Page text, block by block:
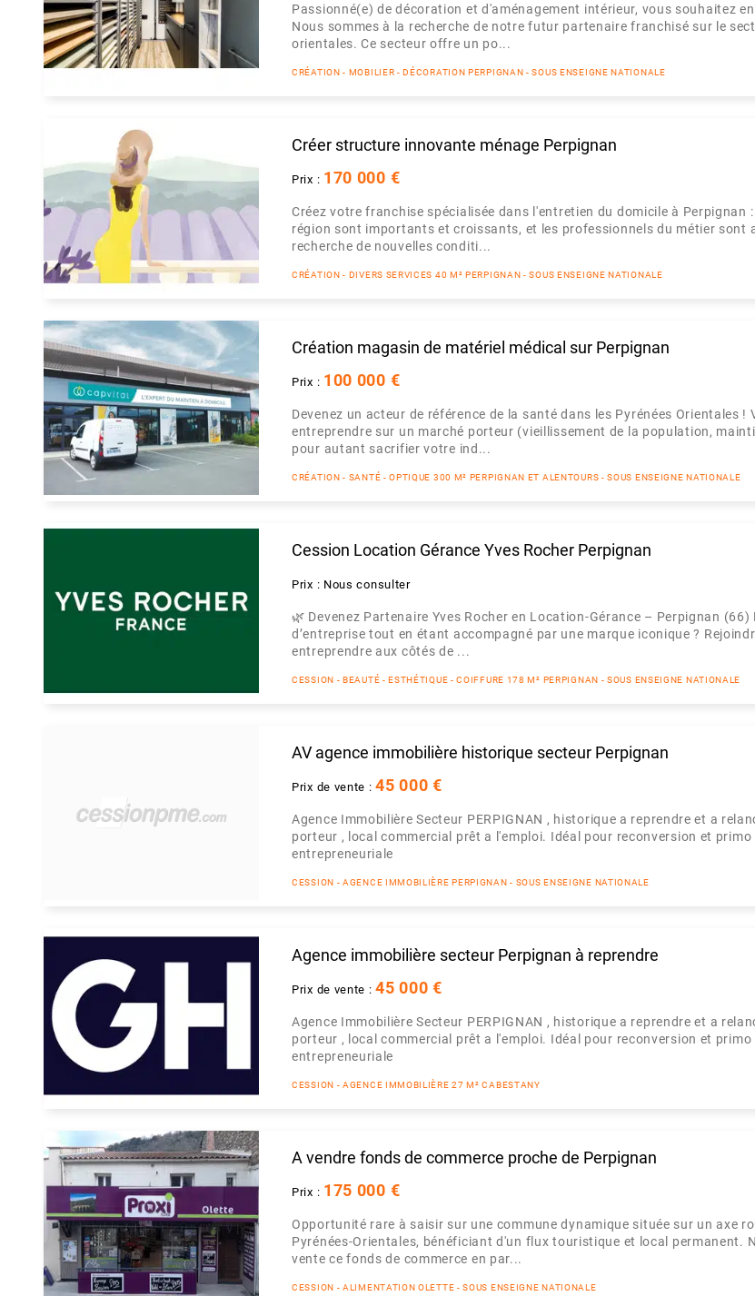
Passionné(e) de décoration et d'aménagement intérieur, vous souhaitez
Nous sommes à la recherche de notre futur partenaire franchisé sur le
orientales. Ce secteur offre un po...
CRÉATION - MOBILIER - DÉCORATION PERPIGNAN - SOUS ENSEIGNE NATIONALE
Créer structure innovante ménage Perpignan
Prix : 170 000 €
Créez votre franchise spécialisée dans l'entretien du domicile à Perpignan
région sont importants et croissants, et les professionnels du métier sont
recherche de nouvelles conditi...
CRÉATION - DIVERS SERVICES 40 M² PERPIGNAN - SOUS ENSEIGNE NATIONALE
Création magasin de matériel médical sur Perpignan
Prix : 100 000 €
Devenez un acteur de référence de la santé dans les Pyrénées Orientales !
entreprendre sur un marché porteur (vieillissement de la population,
pour autant sacrifier votre ind...
CRÉATION - SANTÉ - OPTIQUE 300 M² PERPIGNAN ET ALENTOURS - SOUS ENSEIGNE NATIONALE
Cession Location Gérance Yves Rocher Perpignan
Prix : Nous consulter
🌿 Devenez Partenaire Yves Rocher en Location-Gérance – Perpignan
d’entreprise tout en étant accompagné par une marque iconique ?
entreprendre aux côtés de ...
CESSION - BEAUTÉ - ESTHÉTIQUE - COIFFURE 178 M² PERPIGNAN - SOUS ENSEIGNE NATIONALE
AV agence immobilière historique secteur Perpignan
Prix de vente :45 000 €
Agence Immobilière Secteur PERPIGNAN , historique a reprendre et a
porteur , local commercial prêt a l'emploi. Idéal pour reconversion et primo
entrepreneuriale
CESSION - AGENCE IMMOBILIÈRE PERPIGNAN - SOUS ENSEIGNE NATIONALE
Agence immobilière secteur Perpignan à reprendre
Prix de vente :45 000 €
Agence Immobilière Secteur PERPIGNAN , historique a reprendre et a
porteur , local commercial prêt a l'emploi. Idéal pour reconversion et primo
entrepreneuriale
CESSION - AGENCE IMMOBILIÈRE 27 M² CABESTANY
A vendre fonds de commerce proche de Perpignan
Prix : 175 000 €
Opportunité rare à saisir sur une commune dynamique située sur un axe
Pyrénées-Orientales, bénéficiant d'un flux touristique et local permanent.
vente ce fonds de commerce en par...
CESSION - ALIMENTATION OLETTE - SOUS ENSEIGNE NATIONALE